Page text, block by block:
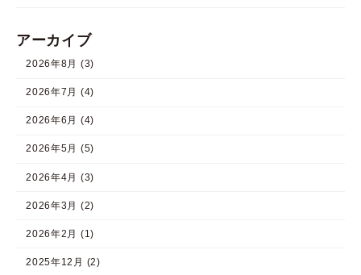
アーカイブ
2026年8月 (3)
2026年7月 (4)
2026年6月 (4)
2026年5月 (5)
2026年4月 (3)
2026年3月 (2)
2026年2月 (1)
2025年12月 (2)